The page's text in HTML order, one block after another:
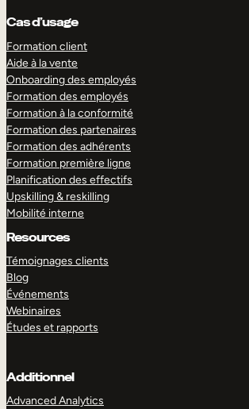
Cas d’usage
Formation client
Aide à la vente
Onboarding des employés
Formation des employés
Formation à la conformité
Formation des partenaires
Formation des adhérents
Formation première ligne
Planification des effectifs
Upskilling & reskilling
Mobilité interne
Resources
Témoignages clients
Blog
Événements
Webinaires
Études et rapports
Additionnel
Advanced Analytics